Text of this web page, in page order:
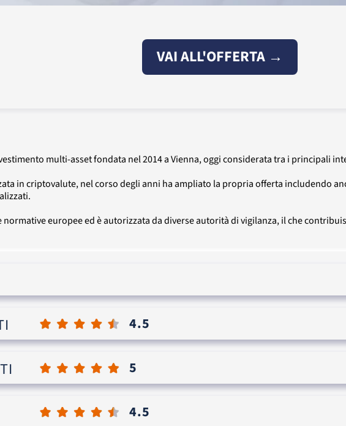
VAI ALL'OFFERTA →
multi-asset fondata nel 2014 a Vienna, oggi considerata tra i principali
in criptovalute, nel corso degli anni ha ampliato la propria offerta includendo
normative europee ed è autorizzata da diverse autorità di vigilanza, il che
4.5
5
4.5